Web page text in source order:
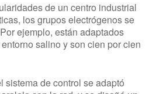
de un centro industrial
los grupos electrógenos se
ejemplo, están adaptados
salino y son cien por cien
sistema de control se adaptó